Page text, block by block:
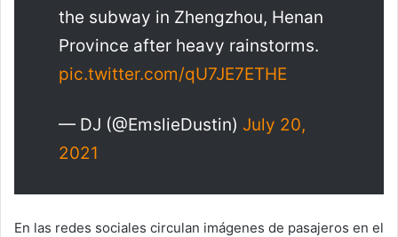
the subway in Zhengzhou, Henan
Province after heavy rainstorms.
pic.twitter.com/qU7JE7ETHE
— DJ (@EmslieDustin) July 20,
2021
En las redes sociales circulan imágenes de pasajeros en el